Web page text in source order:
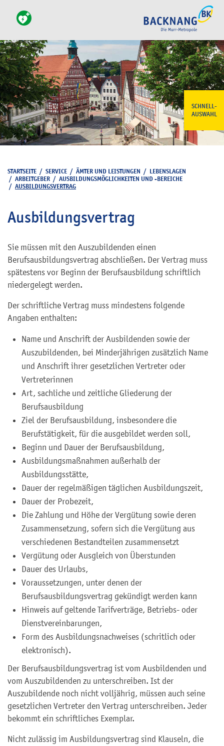
SCHNELL-
AUSWAHL
STARTSEITE / SERVICE / ÄMTER UND LEISTUNGEN / LEBENSLAGEN
/ ARBEITGEBER / AUSBILDUNGSMÖGLICHKEITEN UND -BEREICHE
/ AUSBILDUNGSVERTRAG
Ausbildungsvertrag
Sie müssen mit den Auszubildenden einen
Berufsausbildungsvertrag abschließen. Der Vertrag muss
spätestens vor Beginn der Berufsausbildung schriftlich
niedergelegt werden.
Der schriftliche Vertrag muss mindestens folgende
Angaben enthalten:
Name und Anschrift der Ausbildenden sowie der
Auszubildenden, bei Minderjährigen zusätzlich Name
und Anschrift ihrer gesetzlichen Vertreter oder
Vertreterinnen
Art, sachliche und zeitliche Gliederung der
Berufsausbildung
Ziel der Berufsausbildung, insbesondere die
Berufstätigkeit, für die ausgebildet werden soll,
Beginn und Dauer der Berufsausbildung,
Ausbildungsmaßnahmen außerhalb der
Ausbildungsstätte,
Dauer der regelmäßigen täglichen Ausbildungszeit,
Dauer der Probezeit,
Die Zahlung und Höhe der Vergütung sowie deren
Zusammensetzung, sofern sich die Vergütung aus
verschiedenen Bestandteilen zusammensetzt
Vergütung oder Ausgleich von Überstunden
Dauer des Urlaubs,
Voraussetzungen, unter denen der
Berufsausbildungsvertrag gekündigt werden kann
Hinweis auf geltende Tarifverträge, Betriebs- oder
Dienstvereinbarungen,
Form des Ausbildungsnachweises (schritlich oder
elektronisch).
Der Berufsausbildungsvertrag ist vom Ausbildenden und
vom Auszubildenden zu unterschreiben. Ist der
Auszubildende noch nicht volljährig, müssen auch seine
gesetzlichen Vertreter den Vertrag unterschreiben. Jeder
bekommt ein schriftliches Exemplar.
Nicht zulässig im Ausbildungsvertrag sind Klauseln, die